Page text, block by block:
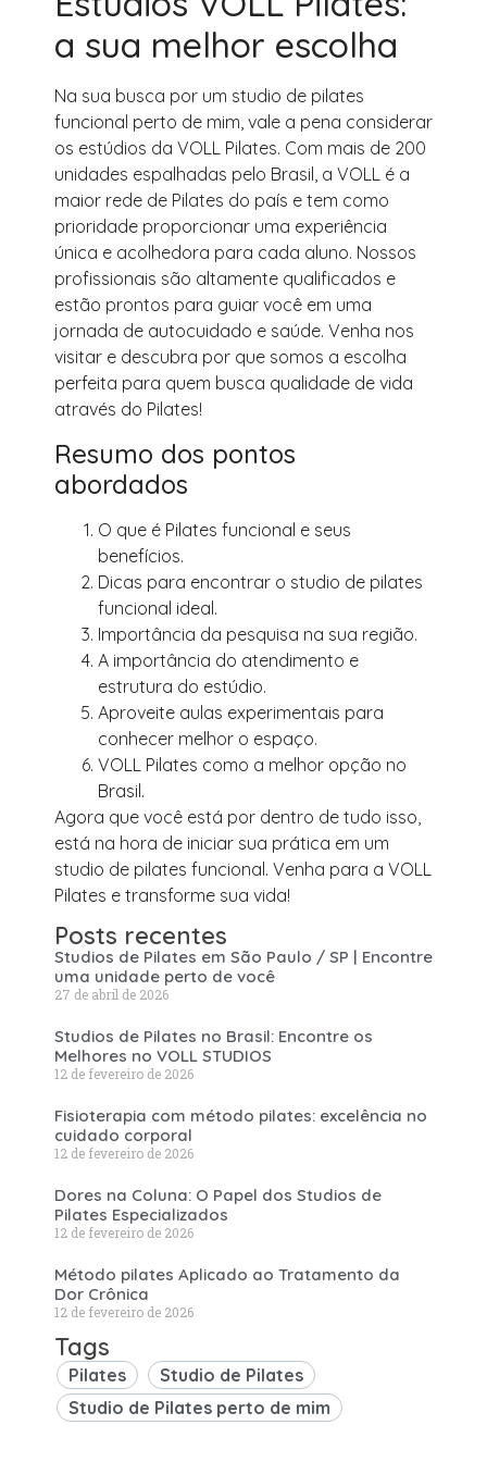
a sua melhor escolha
Na sua busca por um studio de pilates
funcional perto de mim, vale a pena considerar
os estúdios da VOLL Pilates. Com mais de 200
unidades espalhadas pelo Brasil, a VOLL é a
maior rede de Pilates do país e tem como
prioridade proporcionar uma experiência
única e acolhedora para cada aluno. Nossos
profissionais são altamente qualificados e
estão prontos para guiar você em uma
jornada de autocuidado e saúde. Venha nos
visitar e descubra por que somos a escolha
perfeita para quem busca qualidade de vida
através do Pilates!
Resumo dos pontos
abordados
O que é Pilates funcional e seus
benefícios.
Dicas para encontrar o studio de pilates
funcional ideal.
Importância da pesquisa na sua região.
A importância do atendimento e
estrutura do estúdio.
Aproveite aulas experimentais para
conhecer melhor o espaço.
VOLL Pilates como a melhor opção no
Brasil.
Agora que você está por dentro de tudo isso,
está na hora de iniciar sua prática em um
studio de pilates funcional. Venha para a VOLL
Pilates e transforme sua vida!
Posts recentes
Studios de Pilates em São Paulo / SP | Encontre
uma unidade perto de você
27 de abril de 2026
Studios de Pilates no Brasil: Encontre os
Melhores no VOLL STUDIOS
12 de fevereiro de 2026
Fisioterapia com método pilates: excelência no
cuidado corporal
12 de fevereiro de 2026
Dores na Coluna: O Papel dos Studios de
Pilates Especializados
12 de fevereiro de 2026
Método pilates Aplicado ao Tratamento da
Dor Crônica
12 de fevereiro de 2026
Tags
Pilates
Studio de Pilates
Studio de Pilates perto de mim